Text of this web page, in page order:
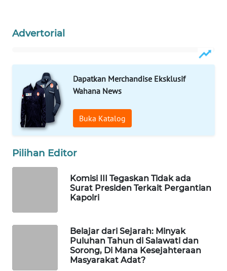
Advertorial
Dapatkan Merchandise Eksklusif
Wahana News
Buka Katalog
Pilihan Editor
Komisi III Tegaskan Tidak ada
Surat Presiden Terkait Pergantian
Kapolri
Belajar dari Sejarah: Minyak
Puluhan Tahun di Salawati dan
Sorong, Di Mana Kesejahteraan
Masyarakat Adat?
SPORT
WAHANA
UMKM
WAHANA
SELEB
WAHANA
OTOMOTIF